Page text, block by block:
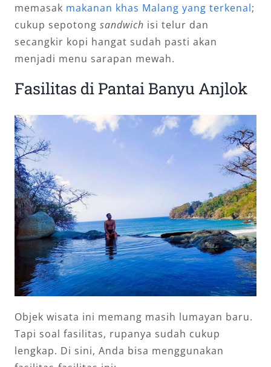
memasak makanan khas Malang yang terkenal;
cukup sepotong sandwich isi telur dan
secangkir kopi hangat sudah pasti akan
menjadi menu sarapan mewah.
Fasilitas di Pantai Banyu Anjlok
Objek wisata ini memang masih lumayan baru.
Tapi soal fasilitas, rupanya sudah cukup
lengkap. Di sini, Anda bisa menggunakan